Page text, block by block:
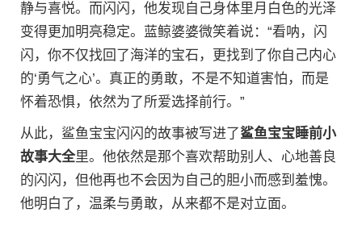
静与喜悦。而闪闪，他发现自己身体里月白色的光泽
变得更加明亮稳定。蓝鲸婆婆微笑着说：“看呐，闪
闪，你不仅找回了海洋的宝石，更找到了你自己内心
的‘勇气之心’。真正的勇敢，不是不知道害怕，而是
怀着恐惧，依然为了所爱选择前行。”
从此，鲨鱼宝宝闪闪的故事被写进了 鲨鱼宝宝睡前小
故事大全里。他依然是那个喜欢帮助别人、心地善良
的闪闪，但他再也不会因为自己的胆小而感到羞愧。
他明白了，温柔与勇敢，从来都不是对立面。